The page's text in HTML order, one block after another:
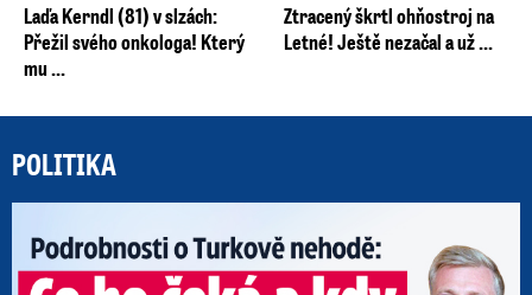
Laďa Kerndl (81) v slzách:
Přežil svého onkologa! Který
mu ...
Ztracený škrtl ohňostroj na
Letné! Ještě nezačal a už ...
POLITIKA